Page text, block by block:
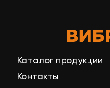
Каталог продукции
Контакты